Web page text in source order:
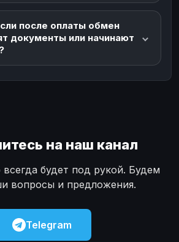
после оплаты обмен
документы или начинают
на наш канал
всегда будет под рукой. Будем
вопросы и предложения.
Telegram